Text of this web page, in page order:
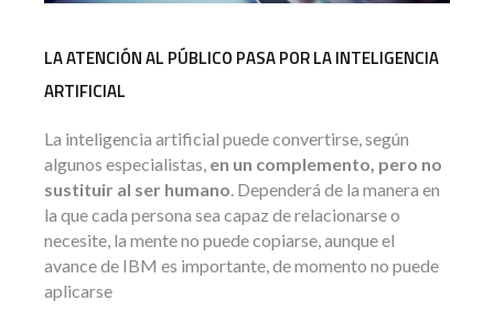
LA ATENCIÓN AL PÚBLICO PASA POR LA INTELIGENCIA
ARTIFICIAL
La inteligencia artificial puede convertirse, según
algunos especialistas, en un complemento, pero no
sustituir al ser humano . Dependerá de la manera en
la que cada persona sea capaz de relacionarse o
necesite, la mente no puede copiarse, aunque el
avance de IBM es importante, de momento no puede
aplicarse